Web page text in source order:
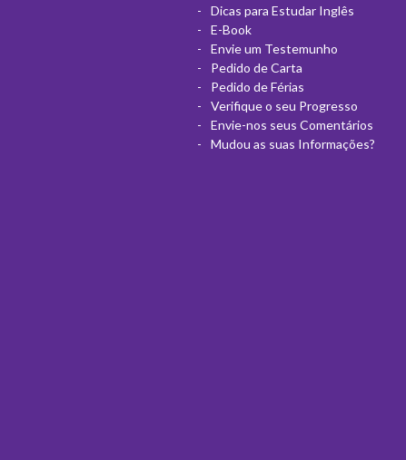
Dicas para Estudar Inglês
E-Book
Envie um Testemunho
Pedido de Carta
Pedido de Férias
Verifique o seu Progresso
Envie-nos seus Comentários
Mudou as suas Informações?